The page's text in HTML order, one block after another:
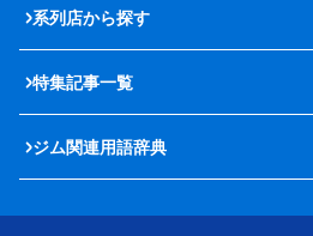
系列店から探す
特集記事一覧
ジム関連用語辞典